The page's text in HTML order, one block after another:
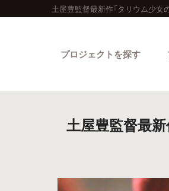
土屋豊監督最新作「タリウム少女
プロジェクトを探す
土屋豊監督最新